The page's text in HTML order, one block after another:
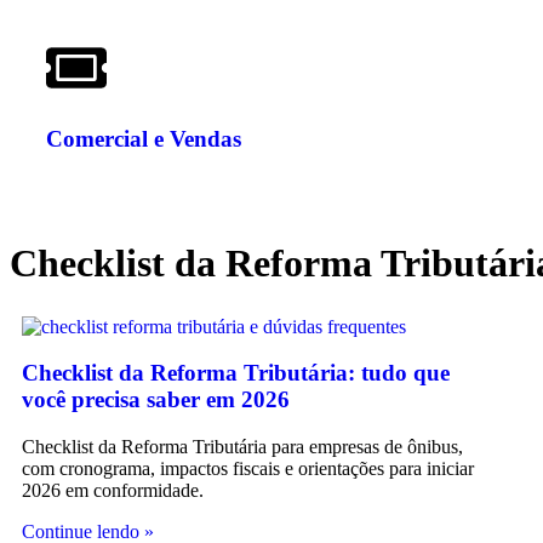
Comercial e Vendas
Checklist da Reforma
Checklist da Reforma Tributária: tudo que
você precisa saber em 2026
Checklist da Reforma Tributária para empresas de ônibus,
com cronograma, impactos fiscais e orientações para iniciar
2026 em conformidade.
Continue lendo »